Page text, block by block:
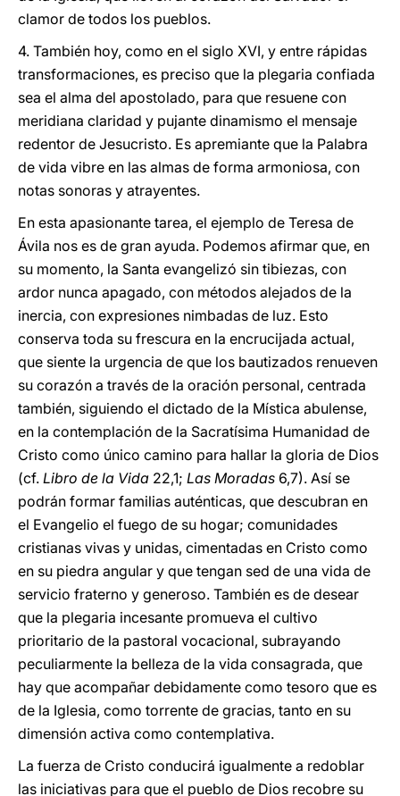
clamor de todos los pueblos.
4. También hoy, como en el siglo XVI, y entre rápidas
transformaciones, es preciso que la plegaria confiada
sea el alma del apostolado, para que resuene con
meridiana claridad y pujante dinamismo el mensaje
redentor de Jesucristo. Es apremiante que la Palabra
de vida vibre en las almas de forma armoniosa, con
notas sonoras y atrayentes.
En esta apasionante tarea, el ejemplo de Teresa de
Ávila nos es de gran ayuda. Podemos afirmar que, en
su momento, la Santa evangelizó sin tibiezas, con
ardor nunca apagado, con métodos alejados de la
inercia, con expresiones nimbadas de luz. Esto
conserva toda su frescura en la encrucijada actual,
que siente la urgencia de que los bautizados renueven
su corazón a través de la oración personal, centrada
también, siguiendo el dictado de la Mística abulense,
en la contemplación de la Sacratísima Humanidad de
Cristo como único camino para hallar la gloria de Dios
(cf. Libro de la Vida 22,1; Las Moradas 6,7). Así se
podrán formar familias auténticas, que descubran en
el Evangelio el fuego de su hogar; comunidades
cristianas vivas y unidas, cimentadas en Cristo como
en su piedra angular y que tengan sed de una vida de
servicio fraterno y generoso. También es de desear
que la plegaria incesante promueva el cultivo
prioritario de la pastoral vocacional, subrayando
peculiarmente la belleza de la vida consagrada, que
hay que acompañar debidamente como tesoro que es
de la Iglesia, como torrente de gracias, tanto en su
dimensión activa como contemplativa.
La fuerza de Cristo conducirá igualmente a redoblar
las iniciativas para que el pueblo de Dios recobre su